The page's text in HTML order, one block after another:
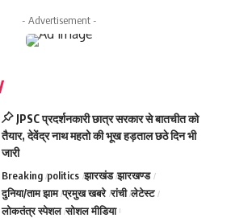
- Advertisement -
JPSC प्रदर्शनकारी छात्र सरकार से बातचीत को
तैयार, देवेंद्र नाथ महतो की भूख हड़ताल छठे दिन भी
जारी
Breaking politics झारखंड झारखण्ड
दुनिया/ताम झाम प्रमुख खबरे रांची लेटेस्ट
लोकतंत्र स्पेशल सोशल मीडिया